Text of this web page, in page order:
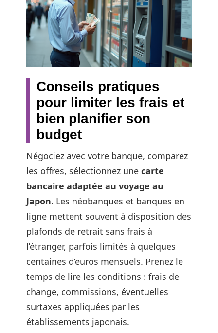
Conseils pratiques
pour limiter les frais et
bien planifier son
budget
Négociez avec votre banque, comparez
les offres, sélectionnez une carte
bancaire adaptée au voyage au
Japon. Les néobanques et banques en
ligne mettent souvent à disposition des
plafonds de retrait sans frais à
l’étranger, parfois limités à quelques
centaines d’euros mensuels. Prenez le
temps de lire les conditions : frais de
change, commissions, éventuelles
surtaxes appliquées par les
établissements japonais.